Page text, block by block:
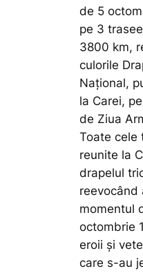
de 5
pe 3
3800 km,
culorile
Național,
la Carei,
de Ziua
Toate cele
reunite la
drapelul
reevocând
momentul
octombrie
eroii şi
care s-au